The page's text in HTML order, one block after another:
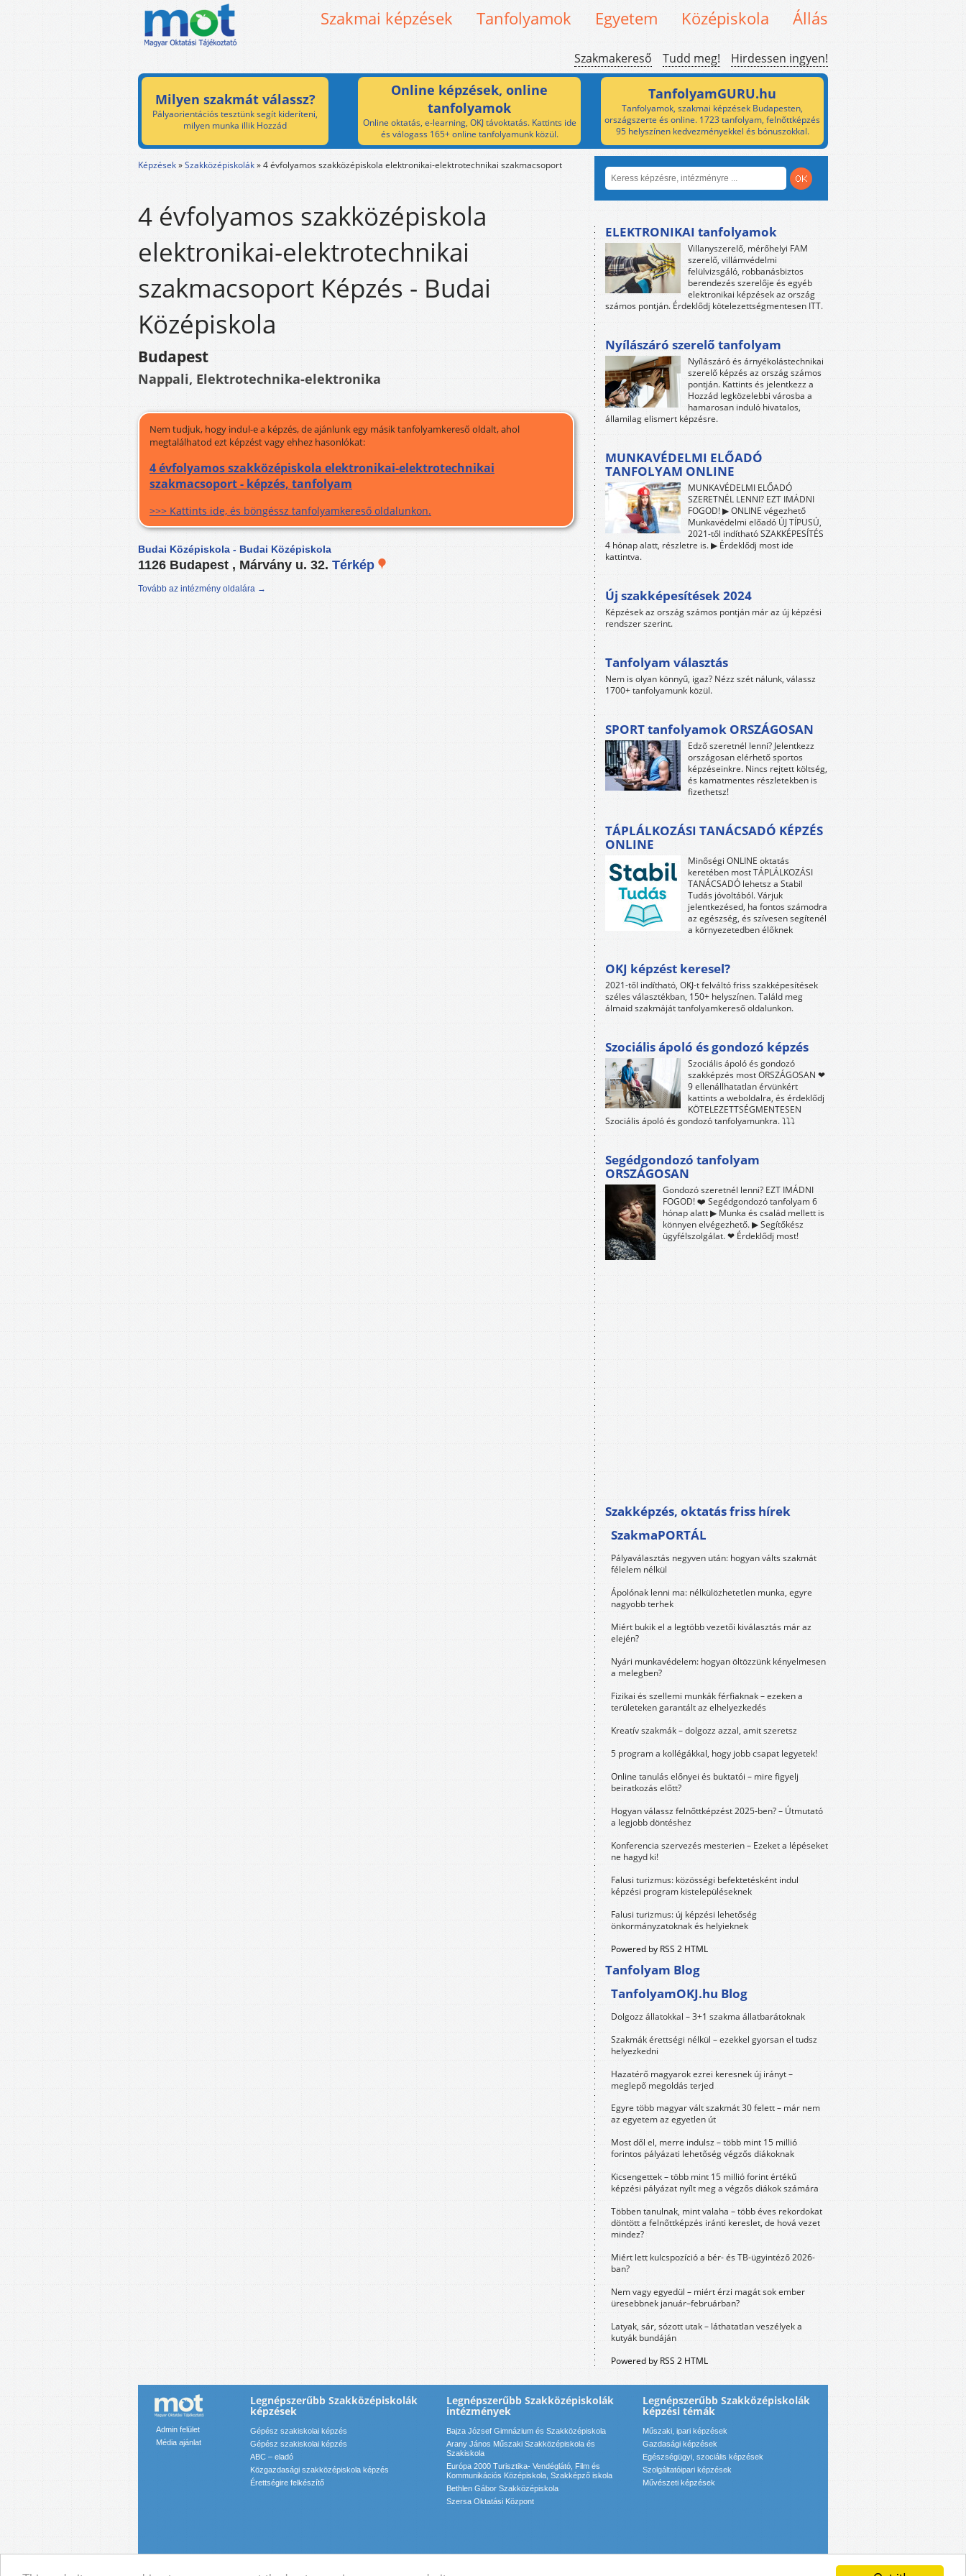
Szakmai képzések Tanfolyamok Egyetem Középiskola Állás
Szakmakereső Tudd meg! Hirdessen ingyen!
Milyen szakmát válassz?
Pályaorientációs tesztünk segít kideríteni,
milyen munka illik Hozzád
Online képzések, online
tanfolyamok
Online oktatás, e-learning, OKJ távoktatás. Kattints ide
és válogass 165+ online tanfolyamunk közül.
TanfolyamGURU.hu
Tanfolyamok, szakmai képzések Budapesten,
országszerte és online. 1723 tanfolyam, felnőttképzés
95 helyszínen kedvezményekkel és bónuszokkal.
Képzések»Szakközépiskolák»4 évfolyamos szakközépiskola elektronikai-elektrotechnikai szakmacsoport
4 évfolyamos szakközépiskola
elektronikai-elektrotechnikai
szakmacsoport Képzés - Budai
Középiskola
Budapest
Nappali, Elektrotechnika-elektronika
Nem tudjuk, hogy indul-e a képzés, de ajánlunk egy másik tanfolyamkereső oldalt, ahol
megtalálhatod ezt képzést vagy ehhez hasonlókat:
4 évfolyamos szakközépiskola elektronikai-elektrotechnikai
szakmacsoport - képzés, tanfolyam
>>> Kattints ide, és böngéssz tanfolyamkereső oldalunkon.
Budai Középiskola - Budai Középiskola
1126 Budapest , Márvány u. 32. Térkép
Tovább az intézmény oldalára →
ELEKTRONIKAI tanfolyamok
Villanyszerelő, mérőhelyi FAM
szerelő, villámvédelmi
felülvizsgáló, robbanásbiztos
berendezés szerelője és egyéb
elektronikai képzések az ország
számos pontján. Érdeklődj kötelezettségmentesen ITT.
Nyílászáró szerelő tanfolyam
Nyílászáró és árnyékolástechnikai
szerelő képzés az ország számos
pontján. Kattints és jelentkezz a
Hozzád legközelebbi városba a
hamarosan induló hivatalos,
államilag elismert képzésre.
MUNKAVÉDELMI ELŐADÓ
TANFOLYAM ONLINE
MUNKAVÉDELMI ELŐADÓ
SZERETNÉL LENNI? EZT IMÁDNI
FOGOD! ▶ ONLINE végezhető
Munkavédelmi előadó ÚJ TÍPUSÚ,
2021-től indítható SZAKKÉPESÍTÉS
4 hónap alatt, részletre is. ▶ Érdeklődj most ide
kattintva.
Új szakképesítések 2024
Képzések az ország számos pontján már az új képzési
rendszer szerint.
Tanfolyam választás
Nem is olyan könnyű, igaz? Nézz szét nálunk, válassz
1700+ tanfolyamunk közül.
SPORT tanfolyamok ORSZÁGOSAN
Edző szeretnél lenni? Jelentkezz
országosan elérhető sportos
képzéseinkre. Nincs rejtett költség,
és kamatmentes részletekben is
fizethetsz!
TÁPLÁLKOZÁSI TANÁCSADÓ KÉPZÉS
ONLINE
Minőségi ONLINE oktatás
keretében most TÁPLÁLKOZÁSI
TANÁCSADÓ lehetsz a Stabil
Tudás jóvoltából. Várjuk
jelentkezésed, ha fontos számodra
az egészség, és szívesen segítenél
a környezetedben élőknek
OKJ képzést keresel?
2021-től indítható, OKJ-t felváltó friss szakképesítések
széles választékban, 150+ helyszínen. Találd meg
álmaid szakmáját tanfolyamkereső oldalunkon.
Szociális ápoló és gondozó képzés
Szociális ápoló és gondozó
szakképzés most ORSZÁGOSAN ❤
9 ellenállhatatlan érvünkért
kattints a weboldalra, és érdeklődj
KÖTELEZETTSÉGMENTESEN
Szociális ápoló és gondozó tanfolyamunkra. ⤵⤵⤵
Segédgondozó tanfolyam
ORSZÁGOSAN
Gondozó szeretnél lenni? EZT IMÁDNI
FOGOD! ❤️ Segédgondozó tanfolyam 6
hónap alatt ▶ Munka és család mellett is
könnyen elvégezhető. ▶ Segítőkész
ügyfélszolgálat. ❤ Érdeklődj most!
Szakképzés, oktatás friss hírek
SzakmaPORTÁL
Pályaválasztás negyven után: hogyan válts szakmát
félelem nélkül
Ápolónak lenni ma: nélkülözhetetlen munka, egyre
nagyobb terhek
Miért bukik el a legtöbb vezetői kiválasztás már az
elején?
Nyári munkavédelem: hogyan öltözzünk kényelmesen
a melegben?
Fizikai és szellemi munkák férfiaknak – ezeken a
területeken garantált az elhelyezkedés
Kreatív szakmák – dolgozz azzal, amit szeretsz
5 program a kollégákkal, hogy jobb csapat legyetek!
Online tanulás előnyei és buktatói – mire figyelj
beiratkozás előtt?
Hogyan válassz felnőttképzést 2025-ben? – Útmutató
a legjobb döntéshez
Konferencia szervezés mesterien – Ezeket a lépéseket
ne hagyd ki!
Falusi turizmus: közösségi befektetésként indul
képzési program kistelepüléseknek
Falusi turizmus: új képzési lehetőség
önkormányzatoknak és helyieknek
Powered by RSS 2 HTML
Tanfolyam Blog
TanfolyamOKJ.hu Blog
Dolgozz állatokkal – 3+1 szakma állatbarátoknak
Szakmák érettségi nélkül – ezekkel gyorsan el tudsz
helyezkedni
Hazatérő magyarok ezrei keresnek új irányt –
meglepő megoldás terjed
Egyre több magyar vált szakmát 30 felett – már nem
az egyetem az egyetlen út
Most dől el, merre indulsz – több mint 15 millió
forintos pályázati lehetőség végzős diákoknak
Kicsengettek – több mint 15 millió forint értékű
képzési pályázat nyílt meg a végzős diákok számára
Többen tanulnak, mint valaha – több éves rekordokat
döntött a felnőttképzés iránti kereslet, de hová vezet
mindez?
Miért lett kulcspozíció a bér- és TB-ügyintéző 2026-
ban?
Nem vagy egyedül – miért érzi magát sok ember
üresebbnek január–februárban?
Latyak, sár, sózott utak – láthatatlan veszélyek a
kutyák bundáján
Powered by RSS 2 HTML
Admin felület
Média ajánlat
Legnépszerűbb Szakközépiskolák
képzések
Gépész szakiskolai képzés
Gépész szakiskolai képzés
ABC – eladó
Közgazdasági szakközépiskola képzés
Érettségire felkészítő
Legnépszerűbb Szakközépiskolák
intézmények
Bajza József Gimnázium és Szakközépiskola
Arany János Műszaki Szakközépiskola és
Szakiskola
Európa 2000 Turisztika- Vendéglátó, Film és
Kommunikációs Középiskola, Szakképző iskola
Bethlen Gábor Szakközépiskola
Szersa Oktatási Központ
Legnépszerűbb Szakközépiskolák
képzési témák
Műszaki, ipari képzések
Gazdasági képzések
Egészségügyi, szociális képzések
Szolgáltatóipari képzések
Művészeti képzések